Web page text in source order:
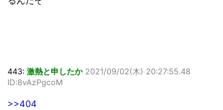
443: 激熱と申したか 2021/09/02(木) 20:27:55.48
ID:8vAzPgcoM
>>404